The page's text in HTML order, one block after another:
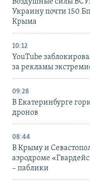
Воздушные силы
Украину почти 150
Крыма
10:12
YouTube
за рекламы
09:28
В Екатеринбурге
дронов
08:44
В Крыму и
аэродроме
– паблики